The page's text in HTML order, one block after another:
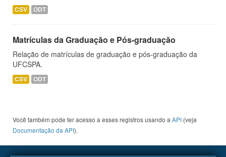
CSV ODT
Matrículas da Graduação e Pós-graduação
Relação de matrículas de graduação e pós-graduação da
UFCSPA.
CSV ODT
Você também pode ter acesso a esses registros usando a API (veja
Documentação da API).